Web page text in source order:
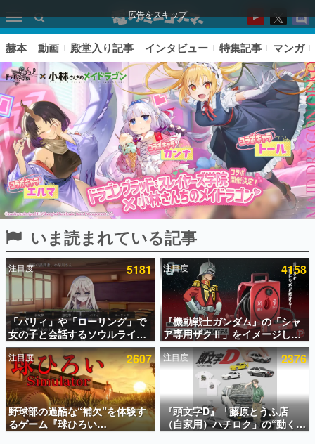
広告をスキップ
ピックアップ
電ファミのいま読まれている記事ランキング
アプリセール情報
インタビュー
連載・特集一覧
殿堂入り記事
SNS拡散数が数千以上！ ページビュー数万以上！ などな
ど。多くの人々に読まれた、電ファミ渾身の“殿堂入り”記
事をまとめました。
赫本 動画 殿堂入り記事 インタビュー 特集記事 マンガ
いま読まれている記事
注目度 5181
「パリィ」や「ローリング」で
女の子と会話するソウルライク
恋愛ゲーム『小早川さんはソウ
ルライク』無料公開。返事に失
敗すると「YOU DIED」
注目度 4158
『機動戦士ガンダム』の「シャ
ア専用ザクⅡ」をイメージした
散水ホースリールが予約開始。
本体にはシャアのパーソナルマ
ークやジオン公国軍のエンブレ
ム、型式番号などを配置
注目度 2607
野球部の過酷な“補欠”を体験す
るゲーム『球ひろい
Simulator』が「1件」のウィッ
注目度 2376
『頭文字D』「藤原とうふ店
（自家用）ハチロク」の“動くテ
ィッシュケース”が買えるポップ